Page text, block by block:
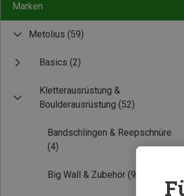
Marken
Metolius (59)
Basics (2)
Kletterausrüstung &
Boulderausrüstung (52)
Bandschlingen & Reepschnüre
(4)
Big Wall & Zubehör (9)